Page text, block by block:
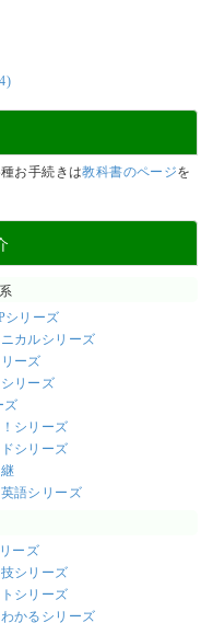
お手続きは教科書のページを
シリーズ
カルシリーズ
ーズ
リーズ
ズ
シリーズ
シリーズ
語シリーズ
ーズ
シリーズ
シリーズ
かるシリーズ